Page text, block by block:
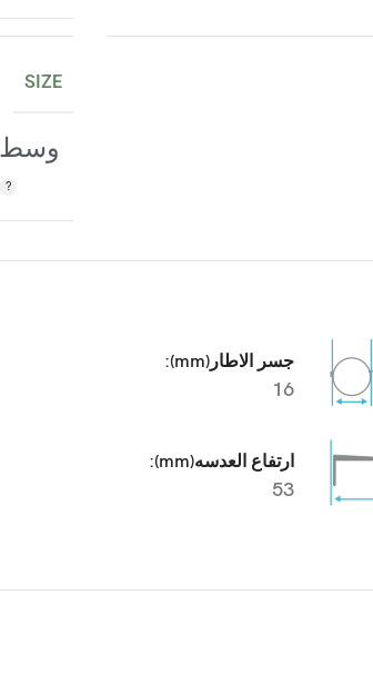
SIZE
وسط
جسر الاطار(mm):
16
ارتفاع العدسه(mm):
53